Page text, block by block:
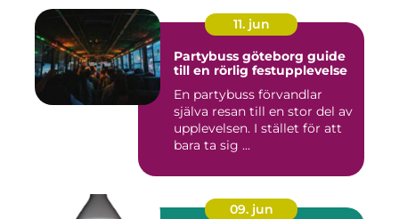
11. jun
Partybuss göteborg guide
till en rörlig festupplevelse
En partybuss förvandlar
själva resan till en stor del av
upplevelsen. I stället för att
bara ta sig ...
09. jun